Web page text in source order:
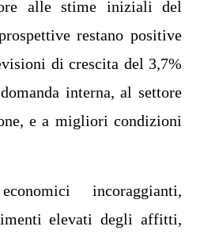
alle stime iniziali del
restano positive
di crescita del 3,7%
interna, al settore
e a migliori condizioni
incoraggianti,
elevati degli affitti,